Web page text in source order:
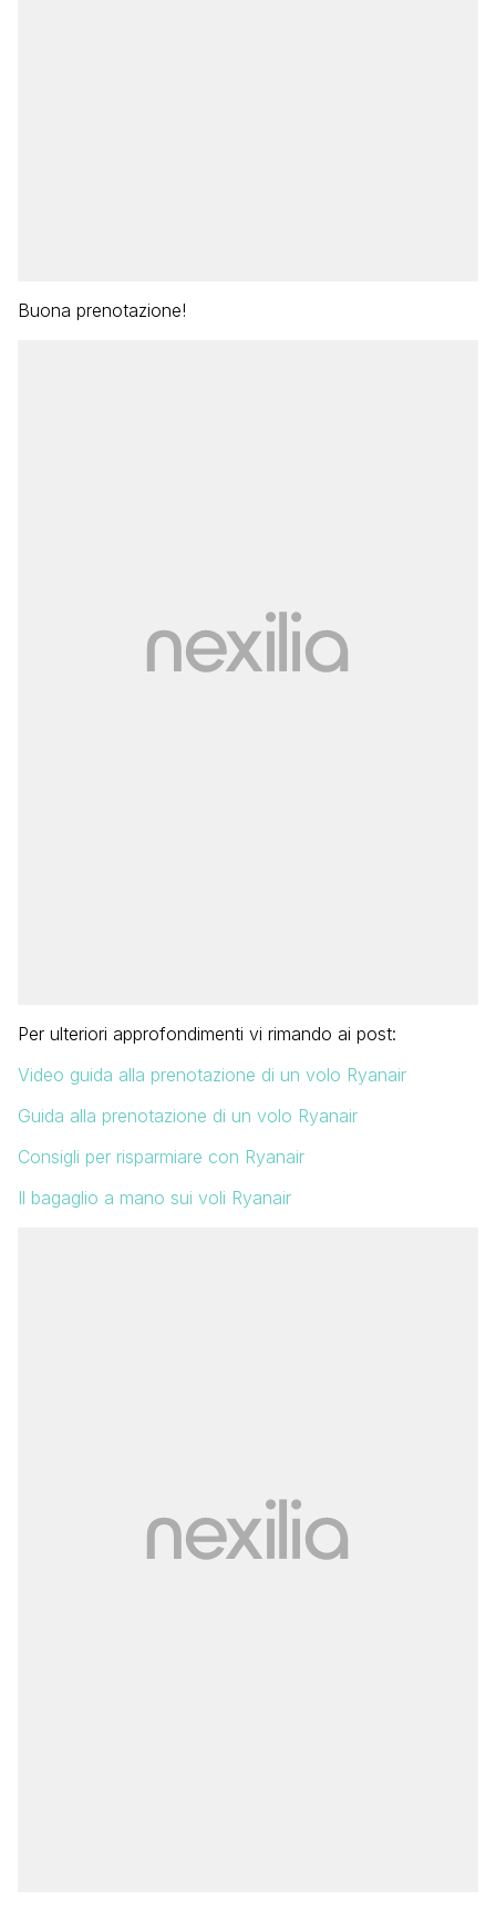
Buona prenotazione!
Per ulteriori approfondimenti vi rimando ai post:
Video guida alla prenotazione di un volo Ryanair
Guida alla prenotazione di un volo Ryanair
Consigli per risparmiare con Ryanair
Il bagaglio a mano sui voli Ryanair